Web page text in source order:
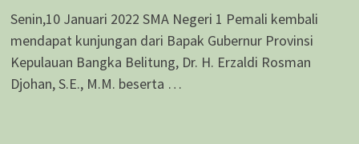
Senin,10 Januari 2022 SMA Negeri 1 Pemali kembali
mendapat kunjungan dari Bapak Gubernur Provinsi
Kepulauan Bangka Belitung, Dr. H. Erzaldi Rosman
Djohan, S.E., M.M. beserta …